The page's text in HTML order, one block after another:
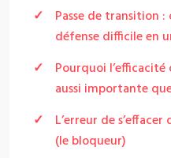
Passe de transition
défense difficile en
Pourquoi
aussi importante
L’erreur de
(le bloqueur)